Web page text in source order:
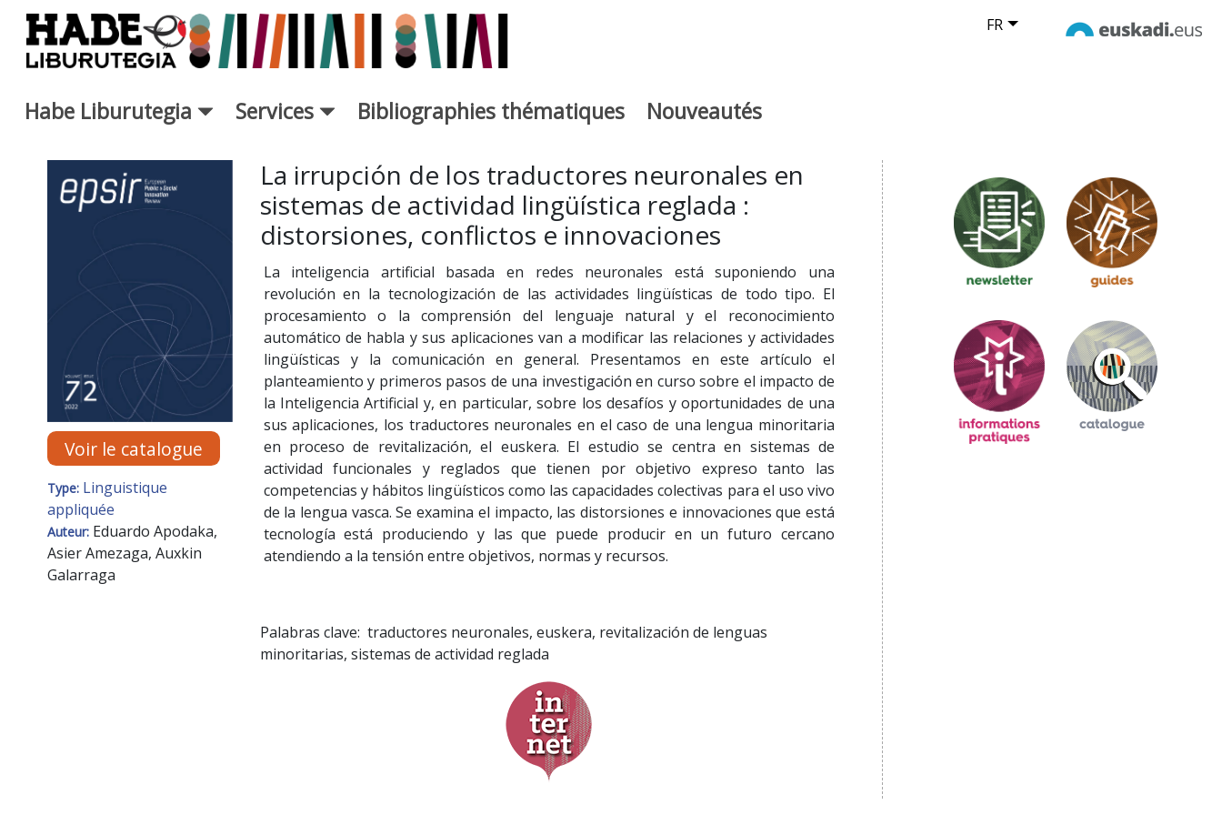
Saut au contenu principal FR
Habe Liburutegia Services Bibliographies thématiques Nouveautés
Fiche de Nouveaux Livres - Liburutegia
Voir le catalogue
Type: Linguistique
appliquée
Auteur: Eduardo Apodaka,
Asier Amezaga, Auxkin
Galarraga
La irrupción de los traductores neuronales en
sistemas de actividad lingüística reglada :
distorsiones, conflictos e innovaciones
La inteligencia artificial basada en redes neuronales está suponiendo una
revolución en la tecnologización de las actividades lingüísticas de todo tipo. El
procesamiento o la comprensión del lenguaje natural y el reconocimiento
automático de habla y sus aplicaciones van a modificar las relaciones y actividades
lingüísticas y la comunicación en general. Presentamos en este artículo el
planteamiento y primeros pasos de una investigación en curso sobre el impacto de
la Inteligencia Artificial y, en particular, sobre los desafíos y oportunidades de una
sus aplicaciones, los traductores neuronales en el caso de una lengua minoritaria
en proceso de revitalización, el euskera. El estudio se centra en sistemas de
actividad funcionales y reglados que tienen por objetivo expreso tanto las
competencias y hábitos lingüísticos como las capacidades colectivas para el uso vivo
de la lengua vasca. Se examina el impacto, las distorsiones e innovaciones que está
tecnología está produciendo y las que puede producir en un futuro cercano
atendiendo a la tensión entre objetivos, normas y recursos.
Palabras clave: traductores neuronales, euskera, revitalización de lenguas
minoritarias, sistemas de actividad reglada